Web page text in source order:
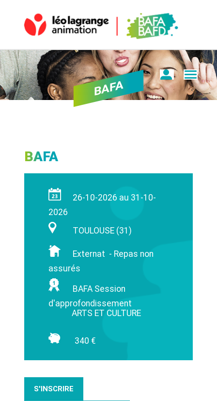
BAFA
BAFA
26-10-2026 au 31-10-
2026
TOULOUSE (31)
Externat - Repas non
assurés
BAFA Session
d'approfondissement
ARTS ET CULTURE
340 €
S'INSCRIRE